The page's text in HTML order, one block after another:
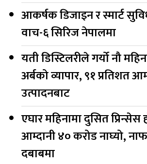
आकर्षक डिजाइन र स्मार्ट
वाच-६ सिरिज नेपालमा
यती डिस्टिलरीले गर्यो नौ
अर्बको व्यापार, ९१ प्रतिशत
उत्पादनबाट
एघार महिनामा दुसित
आम्दानी ४० करोड नाघ्यो,
दबाबमा